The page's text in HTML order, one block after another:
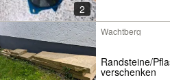
2
Wachtberg
Randsteine/
verschenken